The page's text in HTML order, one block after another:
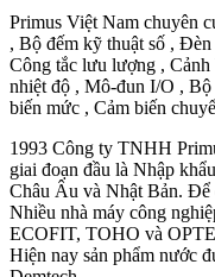
Primus Việt Nam chuyên
, Bộ đếm kỹ thuật số ,
Công tắc lưu lượng ,
nhiệt độ , Mô-đun I/O ,
biến mức , Cảm biến
1993 Công ty TNHH
giai đoạn đầu là Nhập
Châu Âu và Nhật Bản. Để
Nhiều nhà máy công
ECOFIT, TOHO và
Hiện nay sản phẩm nước